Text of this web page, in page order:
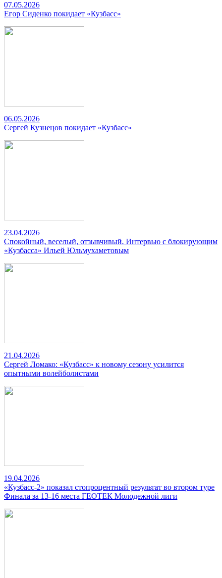
07.05.2026
Егор Сиденко покидает «Кузбасс»
06.05.2026
Сергей Кузнецов покидает «Кузбасс»
23.04.2026
Спокойный, веселый, отзывчивый. Интервью с блокирующим
«Кузбасса» Ильей Юльмухаметовым
21.04.2026
Сергей Ломако: «Кузбасс» к новому сезону усилится
опытными волейболистами
19.04.2026
«Кузбасс-2» показал стопроцентный результат во втором туре
Финала за 13-16 места ГЕОТЕК Молодежной лиги